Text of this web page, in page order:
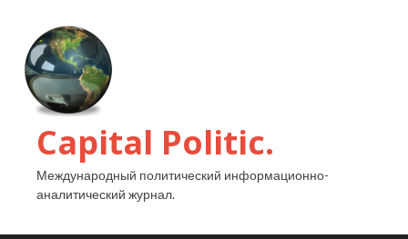
Capital Politic.
Международный политический информационно-
аналитический журнал.